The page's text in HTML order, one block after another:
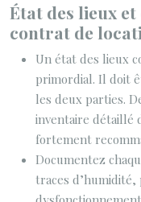
État des lieux
contrat de
Un état des lieux
primordial. Il doit
les deux parties.
inventaire détaillé
fortement
Documentez
traces